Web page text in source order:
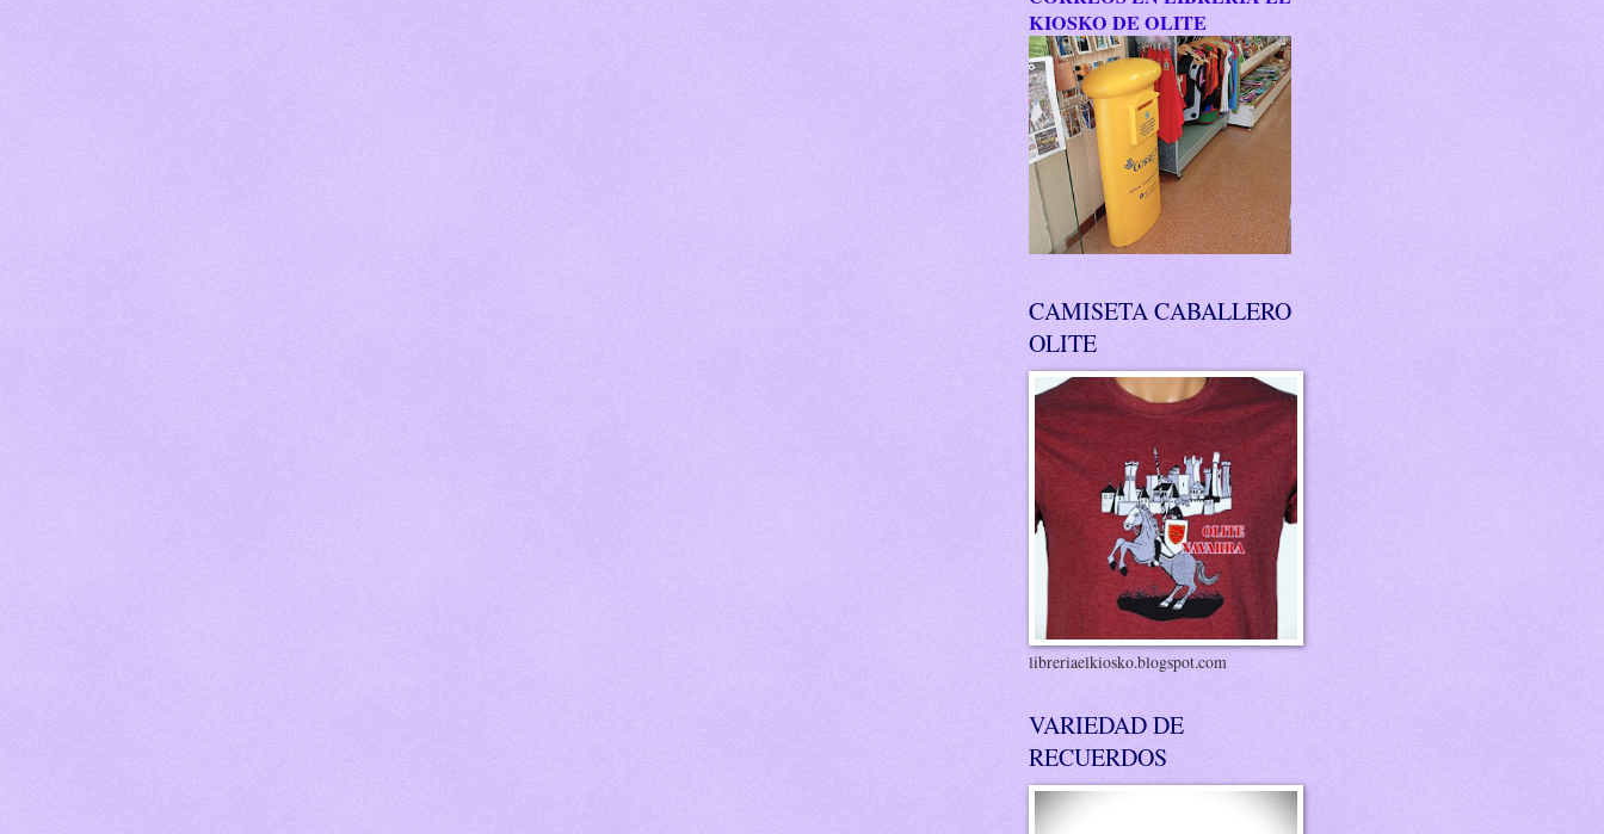
KIOSKO DE OLITE
CAMISETA CABALLERO
OLITE
libreriaelkiosko.blogspot.com
VARIEDAD DE
RECUERDOS